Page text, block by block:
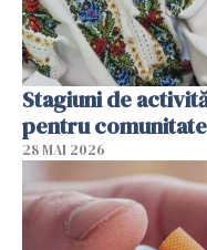
Stagiuni de
pentru
28 MAI 2026